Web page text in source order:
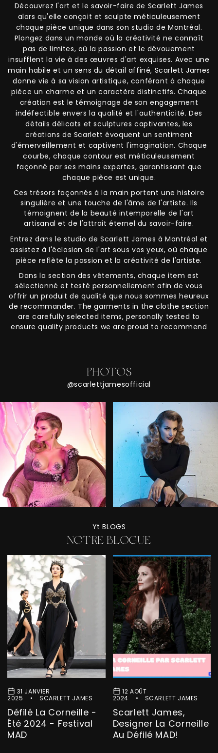
Découvrez l'art et le savoir-faire de Scarlett James
alors qu'elle conçoit et sculpte méticuleusement
chaque pièce unique dans son studio de Montréal.
Plongez dans un monde où la créativité ne connaît
pas de limites, où la passion et le dévouement
insufflent la vie à des œuvres d'art exquises. Avec une
main habile et un sens du détail affiné, Scarlett James
donne vie à sa vision artistique, conférant à chaque
pièce un charme et un caractère distinctifs. Chaque
création est le témoignage de son engagement
indéfectible envers la qualité et l'authenticité. Des
détails délicats et sculptures captivantes, les
créations de Scarlett évoquent un sentiment
d'émerveillement et captivent l'imagination. Chaque
courbe, chaque contour est méticuleusement
façonné par ses mains expertes, garantissant que
chaque pièce est unique.
Ces trésors façonnés à la main portent une histoire
singulière et une touche de l'âme de l'artiste. Ils
témoignent de la beauté intemporelle de l'art
artisanal et de l'attrait éternel du savoir-faire.
Entrez dans le studio de Scarlett James à Montréal et
assistez à l'éclosion de l'art sous vos yeux, où chaque
pièce reflète la passion et la créativité de l'artiste.
Dans la section des vêtements, chaque item est
sélectionné et testé personnellement afin de vous
offrir un produit de qualité que nous sommes heureux
de recommander. The garments in the clothe section
are carefully selected items, personally tested to
ensure quality products we are proud to recommend
PHOTOS
@scarlettjamesofficial
Yt BLOGS
NOTRE BLOGUE
31 JANVIER
2025
SCARLETT JAMES
Défilé La Corneille -
Été 2024 - Festival
MAD
12 AOÛT
2024
SCARLETT JAMES
Scarlett James,
Designer La Corneille
Au Défilé MAD!